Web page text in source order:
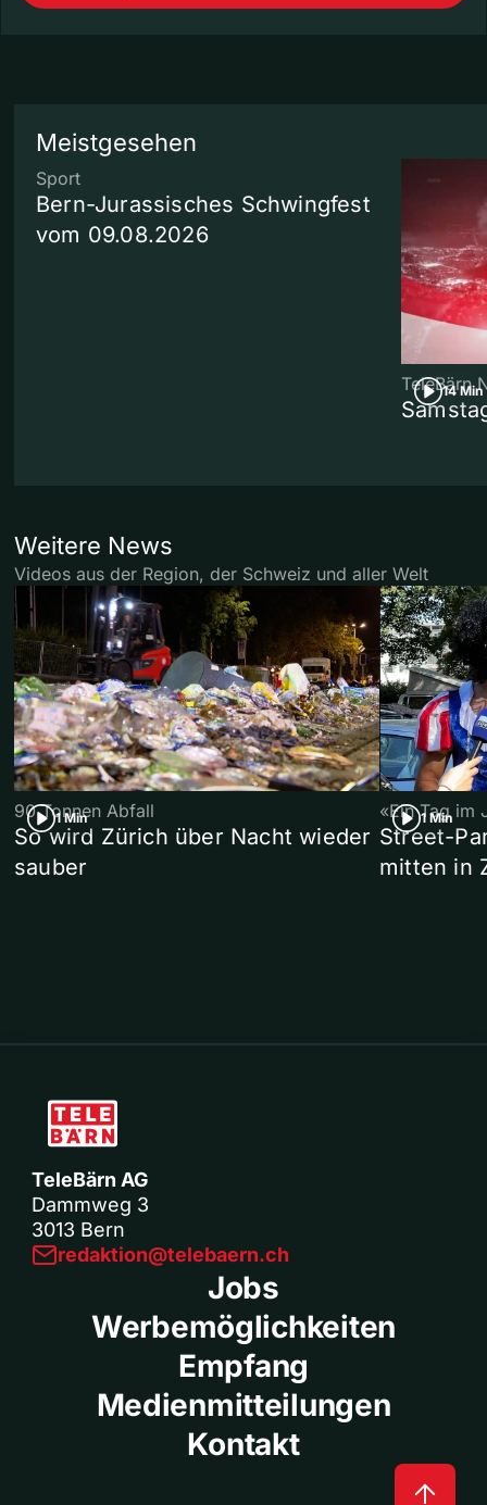
Meistgesehen
Sport
Bern-Jurassisches Schwingfest
vom 09.08.2026
14 Min
TeleBärn
Weitere News
Videos aus der Region, der Schweiz und aller Welt
1 Min
90 Tonnen Abfall
So wird Zürich über Nacht wieder
sauber
1 Min
«Ein Tag im
Street-
mitten in
TeleBärn AG
Dammweg 3
3013 Bern
redaktion@telebaern.ch
Jobs
Werbemöglichkeiten
Empfang
Medienmitteilungen
Kontakt